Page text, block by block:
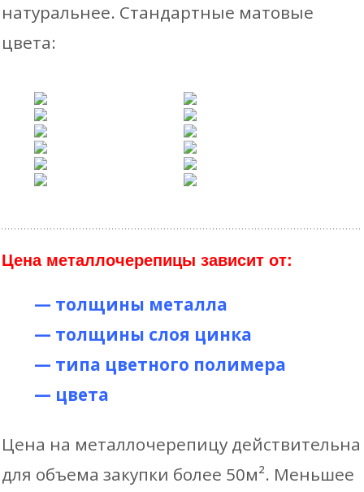
натуральнее. Стандартные матовые
цвета:
Цена металлочерепицы зависит от:
— толщины металла
— толщины слоя цинка
— типа цветного полимера
— цвета
Цена на металлочерепицу действительна
для объема закупки более 50м². Меньшее